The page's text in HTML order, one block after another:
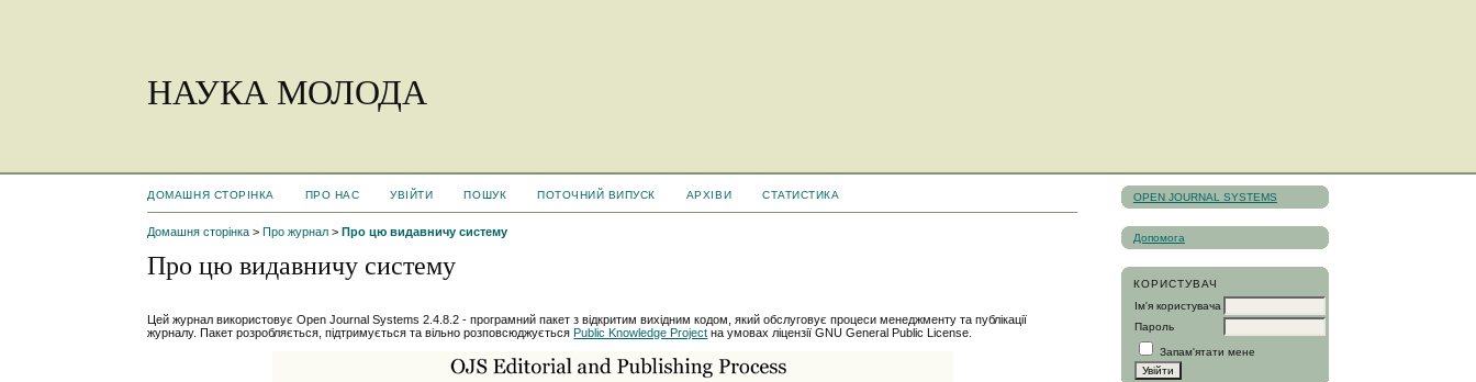
НАУКА МОЛОДА
OPEN JOURNAL SYSTEMS
Допомога
КОРИСТУВАЧ
Ім'я користувача
Пароль
Запам'ятати мене
ДОМАШНЯ СТОРІНКА ПРО НАС УВІЙТИ ПОШУК ПОТОЧНИЙ ВИПУСК АРХІВИ СТАТИСТИКА
Домашня сторінка >Про журнал >Про цю видавничу систему
Про цю видавничу систему
Цей журнал використовує Open Journal Systems 2.4.8.2 - програмний пакет з відкритим вихідним кодом, який обслуговує процеси менеджменту та публікації
журналу. Пакет розробляється, підтримується та вільно розповсюджуєтьсяPublic Knowledge Project на умовах ліцензії GNU General Public License.